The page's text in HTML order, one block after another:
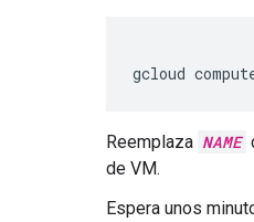
gcloud
Reemplaza NAME
de VM.
Espera unos